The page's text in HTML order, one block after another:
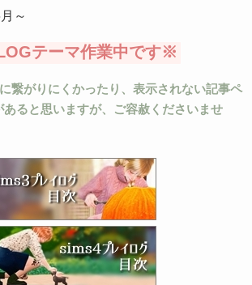
～
テーマ作業中です※
繋がりにくかったり、表示されない記事ペ
あると思いますが、ご容赦くださいませ